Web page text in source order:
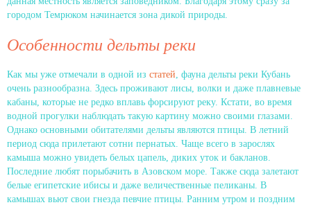
городом Темрюком начинается зона дикой природы.
Особенности дельты реки
Как мы уже отмечали в одной из статей, фауна дельты реки Кубань
очень разнообразна. Здесь проживают лисы, волки и даже плавневые
кабаны, которые не редко вплавь форсируют реку. Кстати, во время
водной прогулки наблюдать такую картину можно своими глазами.
Однако основными обитателями дельты являются птицы. В летний
период сюда прилетают сотни пернатых. Чаще всего в зарослях
камыша можно увидеть белых цапель, диких уток и бакланов.
Последние любят порыбачить в Азовском море. Также сюда залетают
белые египетские ибисы и даже величественные пеликаны. В
камышах вьют свои гнезда певчие птицы. Ранним утром и поздним